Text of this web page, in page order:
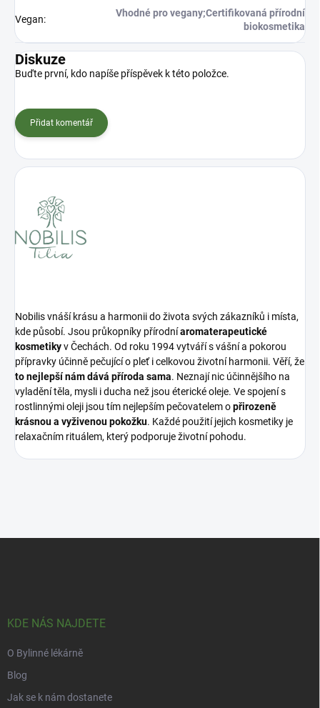
Vegan:
Vhodné pro vegany;Certifikovaná přírodní
biokosmetika
Diskuze
Buďte první, kdo napíše příspěvek k této položce.
Přidat komentář
Nobilis vnáší krásu a harmonii do života svých zákazníků i místa,
kde působí. Jsou průkopníky přírodníaromaterapeutické
kosmetikyv Čechách. Od roku 1994 vytváří s vášní a pokorou
přípravky účinně pečující o pleť i celkovou životní harmonii. Věří, že
to nejlepší nám dává příroda sama. Neznají nic účinnějšího na
vyladění těla, mysli i ducha než jsou éterické oleje. Ve spojení s
rostlinnými oleji jsou tím nejlepším pečovatelem opřirozeně
krásnou a vyživenou pokožku. Každé použití jejich kosmetiky je
relaxačním rituálem, který podporuje životní pohodu.
KDE NÁS NAJDETE
O Bylinné lékárně
Blog
Jak se k nám dostanete